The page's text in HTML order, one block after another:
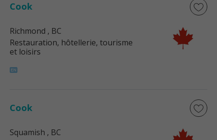
Cook
Richmond , BC
Restauration, hôtellerie, tourisme
et loisirs
Cook
Squamish , BC